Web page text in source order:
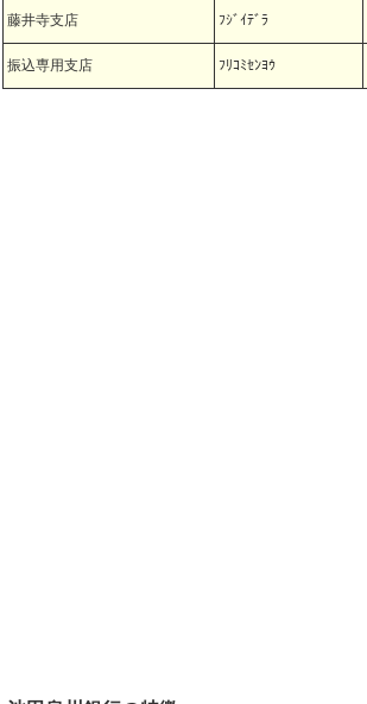
藤井寺支店 ﾌｼﾞｲﾃﾞﾗ
振込専用支店 ﾌﾘｺﾐｾﾝﾖｳ